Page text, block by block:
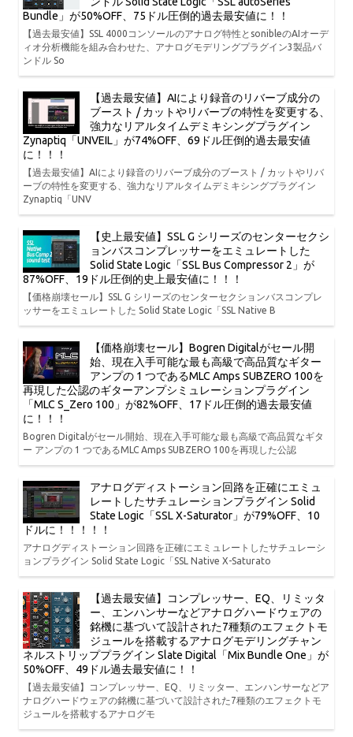
Bundle」が50%OFF、75ドル圧倒的過去最安値に！！
【過去最安値】SSL 4000コンソールのアナログ特性とsonibleのAIオーデ
ィオ分析機能を組み合わせた、アナログモデリングプラグイン3製品バ
ンドル So
【過去最安値】AIにより録音のリバーブ成分の
ブースト / カットやリバーブの特性を変更する、
強力なリアルタイムデミキシングプラグイン
Zynaptiq「UNVEIL」が74%OFF、69ドル圧倒的過去最安値
に！！！
【過去最安値】AIにより録音のリバーブ成分のブースト / カットやリバ
ーブの特性を変更する、強力なリアルタイムデミキシングプラグイン
Zynaptiq「UNV
【史上最安値】SSL G シリーズのセンターセクシ
ョンバスコンプレッサーをエミュレートした
Solid State Logic「SSL Bus Compressor 2」が
87%OFF、19ドル圧倒的史上最安値に！！！
【価格崩壊セール】SSL G シリーズのセンターセクションバスコンプレ
ッサーをエミュレートした Solid State Logic「SSL Native B
【価格崩壊セール】Bogren Digitalがセール開
始、現在入手可能な最も高級で高品質なギター
アンプの 1 つであるMLC Amps SUBZERO 100を
再現した公認のギターアンプシミュレーションプラグイン
「MLC S_Zero 100」が82%OFF、17ドル圧倒的過去最安値
に！！！
Bogren Digitalがセール開始、現在入手可能な最も高級で高品質なギタ
ー アンプの 1 つであるMLC Amps SUBZERO 100を再現した公認
アナログディストーション回路を正確にエミュ
レートしたサチュレーションプラグイン Solid
State Logic「SSL X-Saturator」が79%OFF、10
ドルに！！！！！
アナログディストーション回路を正確にエミュレートしたサチュレーシ
ョンプラグイン Solid State Logic「SSL Native X-Saturato
【過去最安値】コンプレッサー、EQ、リミッタ
ー、エンハンサーなどアナログハードウェアの
銘機に基づいて設計された7種類のエフェクトモ
ジュールを搭載するアナログモデリングチャン
ネルストリッププラグイン Slate Digital「Mix Bundle One」が
50%OFF、49ドル過去最安値に！！
【過去最安値】コンプレッサー、EQ、リミッター、エンハンサーなどア
ナログハードウェアの銘機に基づいて設計された7種類のエフェクトモ
ジュールを搭載するアナログモ